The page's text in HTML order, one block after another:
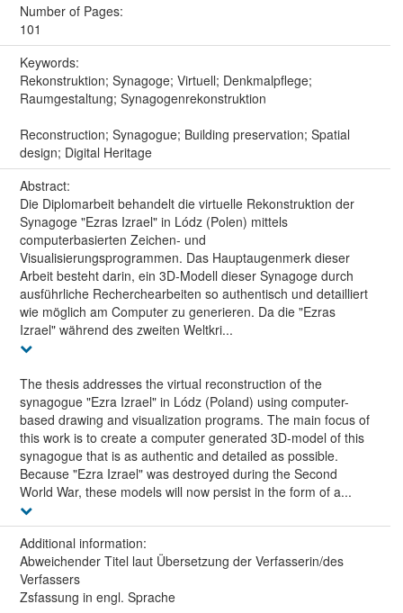
Number of Pages:
101
Keywords:
Rekonstruktion; Synagoge; Virtuell; Denkmalpflege;
Raumgestaltung; Synagogenrekonstruktion
Reconstruction; Synagogue; Building preservation; Spatial
design; Digital Heritage
Abstract:
Die Diplomarbeit behandelt die virtuelle Rekonstruktion der
Synagoge "Ezras Izrael" in Lódz (Polen) mittels
computerbasierten Zeichen- und
Visualisierungsprogrammen. Das Hauptaugenmerk dieser
Arbeit besteht darin, ein 3D-Modell dieser Synagoge durch
ausführliche Recherchearbeiten so authentisch und detailliert
wie möglich am Computer zu generieren. Da die "Ezras
Izrael" während des zweiten Weltkri...
The thesis addresses the virtual reconstruction of the
synagogue "Ezra Izrael" in Lódz (Poland) using computer-
based drawing and visualization programs. The main focus of
this work is to create a computer generated 3D-model of this
synagogue that is as authentic and detailed as possible.
Because "Ezra Izrael" was destroyed during the Second
World War, these models will now persist in the form of a...
Additional information:
Abweichender Titel laut Übersetzung der Verfasserin/des
Verfassers
Zsfassung in engl. Sprache